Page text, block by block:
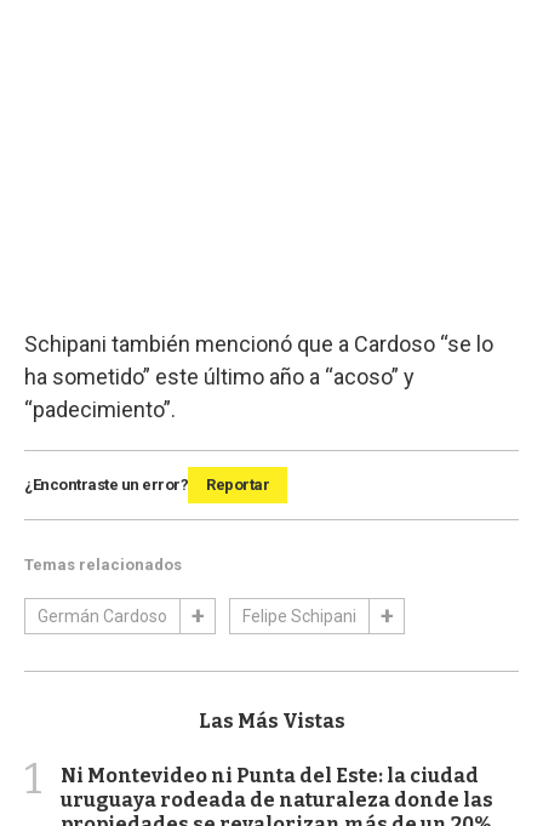
Schipani también mencionó que a Cardoso “se lo
ha sometido” este último año a “acoso” y
“padecimiento”.
¿Encontraste un error? Reportar
Temas relacionados
Germán Cardoso Felipe Schipani
Las Más Vistas
1
Ni Montevideo ni Punta del Este: la ciudad
uruguaya rodeada de naturaleza donde las